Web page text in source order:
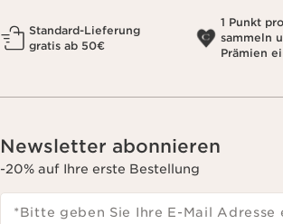
Standard-Lieferung
gratis ab 50€
1 Punkt
sammeln
Prämien
Newsletter abonnieren
-20% auf Ihre erste Bestellung
*Bitte geben Sie Ihre E-Mail Adresse